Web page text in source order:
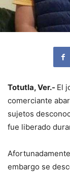
Totutla, Ver.- El
comerciante
sujetos
fue liberado
embargo se